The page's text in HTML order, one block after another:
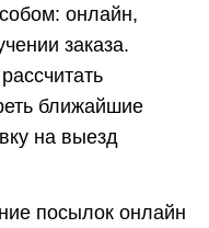
онлайн,
заказа.
ближайшие
на выезд
посылок онлайн